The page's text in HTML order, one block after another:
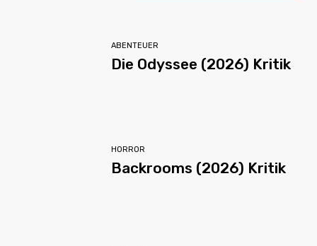
ABENTEUER
Die Odyssee (2026) Kritik
HORROR
Backrooms (2026) Kritik